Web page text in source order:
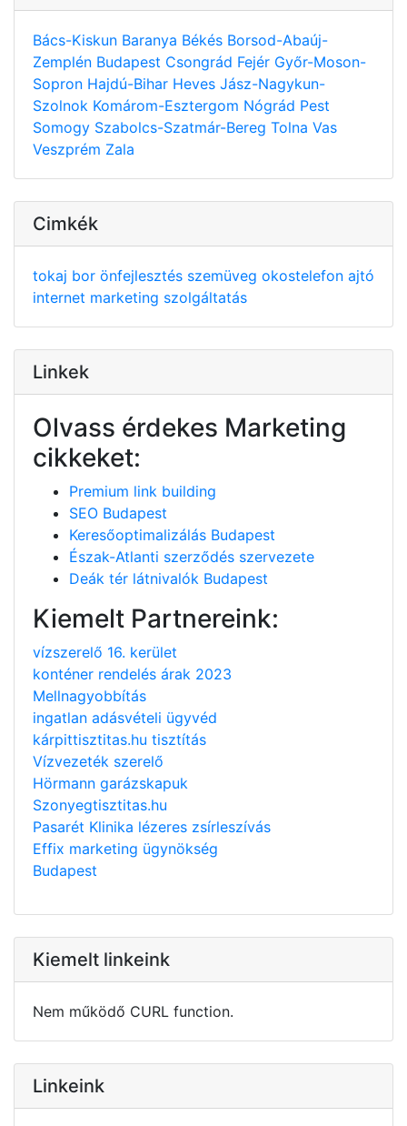
Bács-Kiskun Baranya Békés Borsod-Abaúj-
Zemplén Budapest Csongrád Fejér Győr-Moson-
Sopron Hajdú-Bihar Heves Jász-Nagykun-
Szolnok Komárom-Esztergom Nógrád Pest
Somogy Szabolcs-Szatmár-Bereg Tolna Vas
Veszprém Zala
Cimkék
tokaj bor önfejlesztés szemüveg okostelefon ajtó
internet marketing szolgáltatás
Linkek
Olvass érdekes Marketing
cikkeket:
Premium link building
SEO Budapest
Keresőoptimalizálás Budapest
Észak-Atlanti szerződés szervezete
Deák tér látnivalók Budapest
Kiemelt Partnereink:
vízszerelő 16. kerület
konténer rendelés árak 2023
Mellnagyobbítás
ingatlan adásvételi ügyvéd
kárpittisztitas.hu tisztítás
Vízvezeték szerelő
Hörmann garázskapuk
Szonyegtisztitas.hu
Pasarét Klinika lézeres zsírleszívás
Effix marketing ügynökség
Budapest
Kiemelt linkeink
Nem működő CURL function.
Linkeink